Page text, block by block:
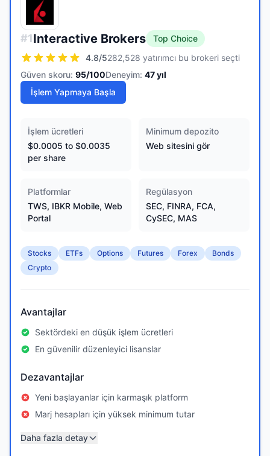
#1Interactive Brokers
Top Choice
4.8/5282,528 yatırımcı bu brokeri seçti
Güven skoru: 95/100Deneyim: 47yıl
İşlem Yapmaya Başla
İşlem ücretleri
$0.0005 to $0.0035
per share
Minimum depozito
Web sitesini gör
Platformlar
TWS, IBKR Mobile, Web
Portal
Regülasyon
SEC, FINRA, FCA,
CySEC, MAS
Stocks ETFs Options Futures Forex
Bonds
Crypto
Avantajlar
Sektördeki en düşük işlem ücretleri
En güvenilir düzenleyici lisanslar
Dezavantajlar
Yeni başlayanlar için karmaşık platform
Marj hesapları için yüksek minimum tutar
Daha fazla detay